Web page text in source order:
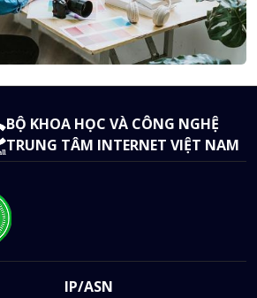
BỘ KHOA HỌC VÀ CÔNG NGHỆ
TRUNG TÂM INTERNET VIỆT NAM
IP/ASN